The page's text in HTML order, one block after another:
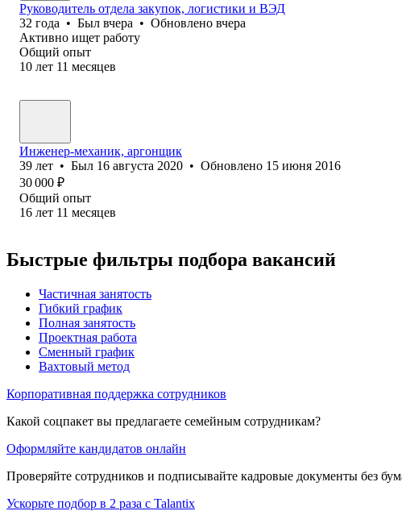
Руководитель отдела закупок, логистики и ВЭД
32 года • Был вчера • Обновлено вчера
Активно ищет работу
Общий опыт
10 лет 11 месяцев
Инженер-механик, аргонщик
39 лет • Был 16 августа 2020 • Обновлено 15 июня 2016
30 000 ₽
Общий опыт
16 лет 11 месяцев
Быстрые фильтры подбора вакансий
Частичная занятость
Гибкий график
Полная занятость
Проектная работа
Сменный график
Вахтовый метод
Корпоративная поддержка сотрудников
Какой соцпакет вы предлагаете семейным сотрудникам?
Оформляйте кандидатов онлайн
Проверяйте сотрудников и подписывайте кадровые документы без
Ускорьте подбор в 2 раза с Talantix